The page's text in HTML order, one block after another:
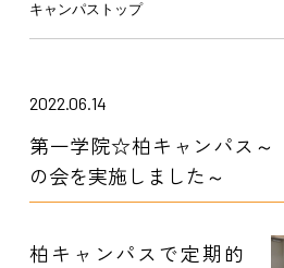
キャンパストップ
2022.06.14
第一学院☆柏キャンパス～
の会を実施しました～
柏キャンパスで定期的